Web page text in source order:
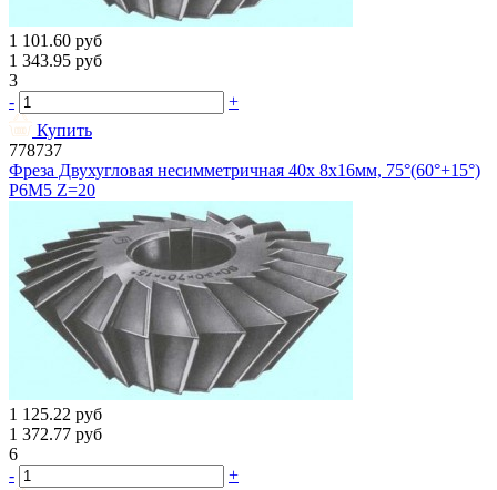
1 101.60 руб
1 343.95 руб
3
-
+
Купить
778737
Фреза Двухугловая несимметричная 40х 8х16мм, 75°(60°+15°)
Р6М5 Z=20
1 125.22 руб
1 372.77 руб
6
-
+